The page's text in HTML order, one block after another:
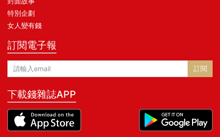
特別企劃
女人變有錢
訂閱電子報
訂閱
下載錢雜誌APP